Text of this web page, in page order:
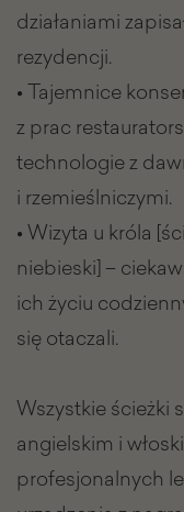
działaniami
rezydencji.
• Tajemnice
z prac
technologie z
i rzemieślniczymi.
• Wizyta u króla
niebieski] –
ich życiu
się otaczali.
Wszystkie ścieżki
angielskim i
profesjonalnych